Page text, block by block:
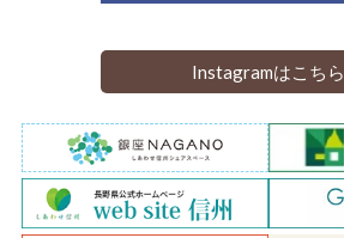
Instagramはこちら